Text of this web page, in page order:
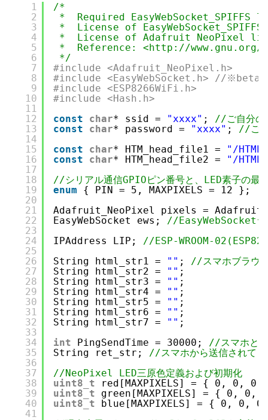
1
2
3
4
5
6
7
8
9
10
11
12
13
14
15
16
17
18
19
20
21
22
23
24
25
26
27
28
29
30
31
32
33
34
35
36
37
38
39
40
41
/*
*  Required
*  License of
*  License of Adafruit NeoPixel
*  Reference: <http://www.gnu.org/
*/
#include <Adafruit_NeoPixel.h>
#include <EasyWebSocket.h> //※beta
#include <ESP8266WiFi.h>
#include <Hash.h>
const
char* ssid = "xxxx" ; //ご自分の
const
char* password = "xxxx" ; //ご自
const
char* HTM_head_file1 =
"/
const
char* HTM_head_file2 =
"/
//シリアル通信GPIOピン番号と、LED素子の最
enum
{ PIN = 5, MAXPIXELS = 12 };
Adafruit_NeoPixel pixels =
EasyWebSocket ews; //EasyWebSocketラ
IPAddress LIP; //ESP-WROOM-
String html_str1 =
"" ; //スマホブラウ
String html_str2 =
"" ;
String html_str3 =
"" ;
String html_str4 =
"" ;
String html_str5 =
"" ;
String html_str6 =
"" ;
String html_str7 =
"" ;
int
PingSendTime = 30000; //スマホと
String ret_str; //スマホから送信されてく
//NeoPixel LED三原色定義および初期化
uint8_t
red[MAXPIXELS] = { 0,
uint8_t
green[MAXPIXELS] = {
uint8_t
blue[MAXPIXELS] = { 0,